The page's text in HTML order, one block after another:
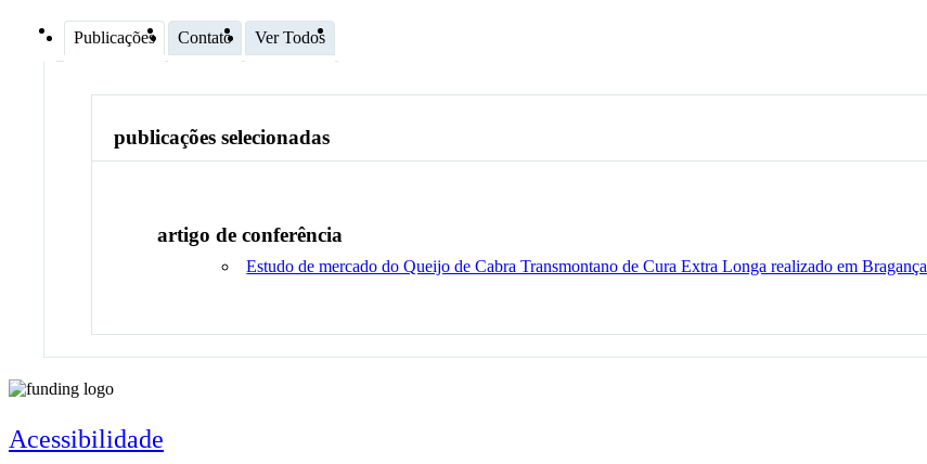
Publicações Contato Ver Todos
publicações selecionadas
artigo de conferência
Estudo de mercado do Queijo de Cabra Transmontano de Cura Extra Longa realizado em Bragança
Acessibilidade